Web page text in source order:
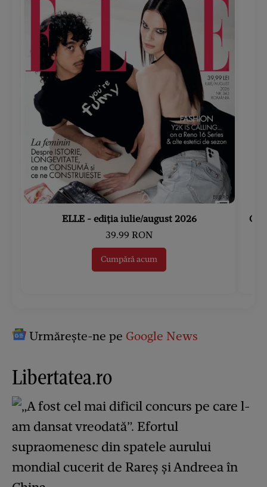
ELLE - ediția iulie/august 2026
39.99 RON
Cumpără acum
Urmărește-ne pe Google News
Libertatea.ro